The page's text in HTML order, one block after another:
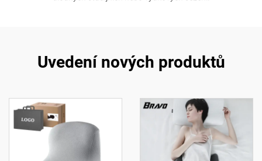
Uvedení nových produktů